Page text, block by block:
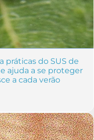
práticas do SUS de
ajuda a se proteger
a cada verão